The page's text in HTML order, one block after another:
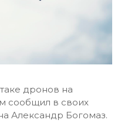
дронов на
сообщил в своих
Александр Богомаз.